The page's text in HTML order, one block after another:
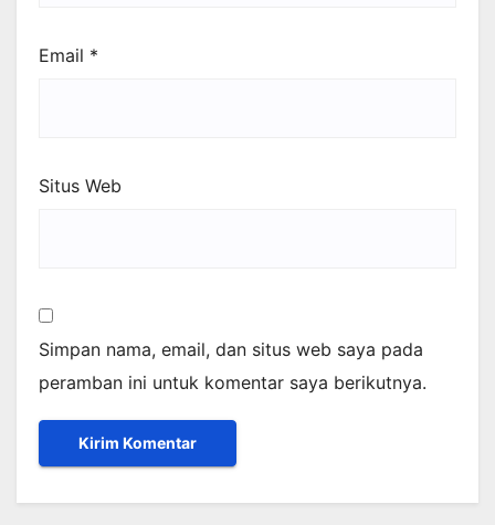
Email *
Situs Web
Simpan nama, email, dan situs web saya pada
peramban ini untuk komentar saya berikutnya.